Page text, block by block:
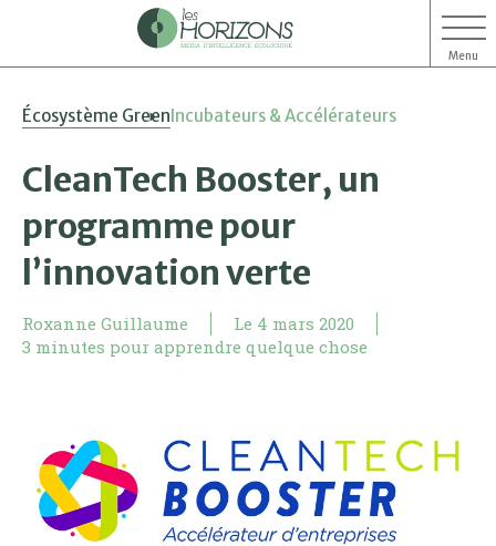
Menu
Écosystème GreenIncubateurs & Accélérateurs
CleanTech Booster, un
programme pour
l’innovation verte
Roxanne Guillaume Le 4 mars 2020
3 minutes pour apprendre quelque chose